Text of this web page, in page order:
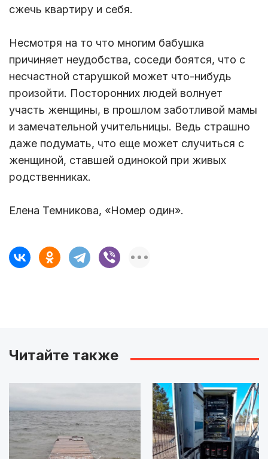
сжечь квартиру и себя.
Несмотря на то что многим бабушка
причиняет неудобства, соседи боятся, что с
несчастной старушкой может что-нибудь
произойти. Посторонних людей волнует
участь женщины, в прошлом заботливой мамы
и замечательной учительницы. Ведь страшно
даже подумать, что еще может случиться с
женщиной, ставшей одинокой при живых
родственниках.
Елена Темникова, «Номер один».
Читайте также